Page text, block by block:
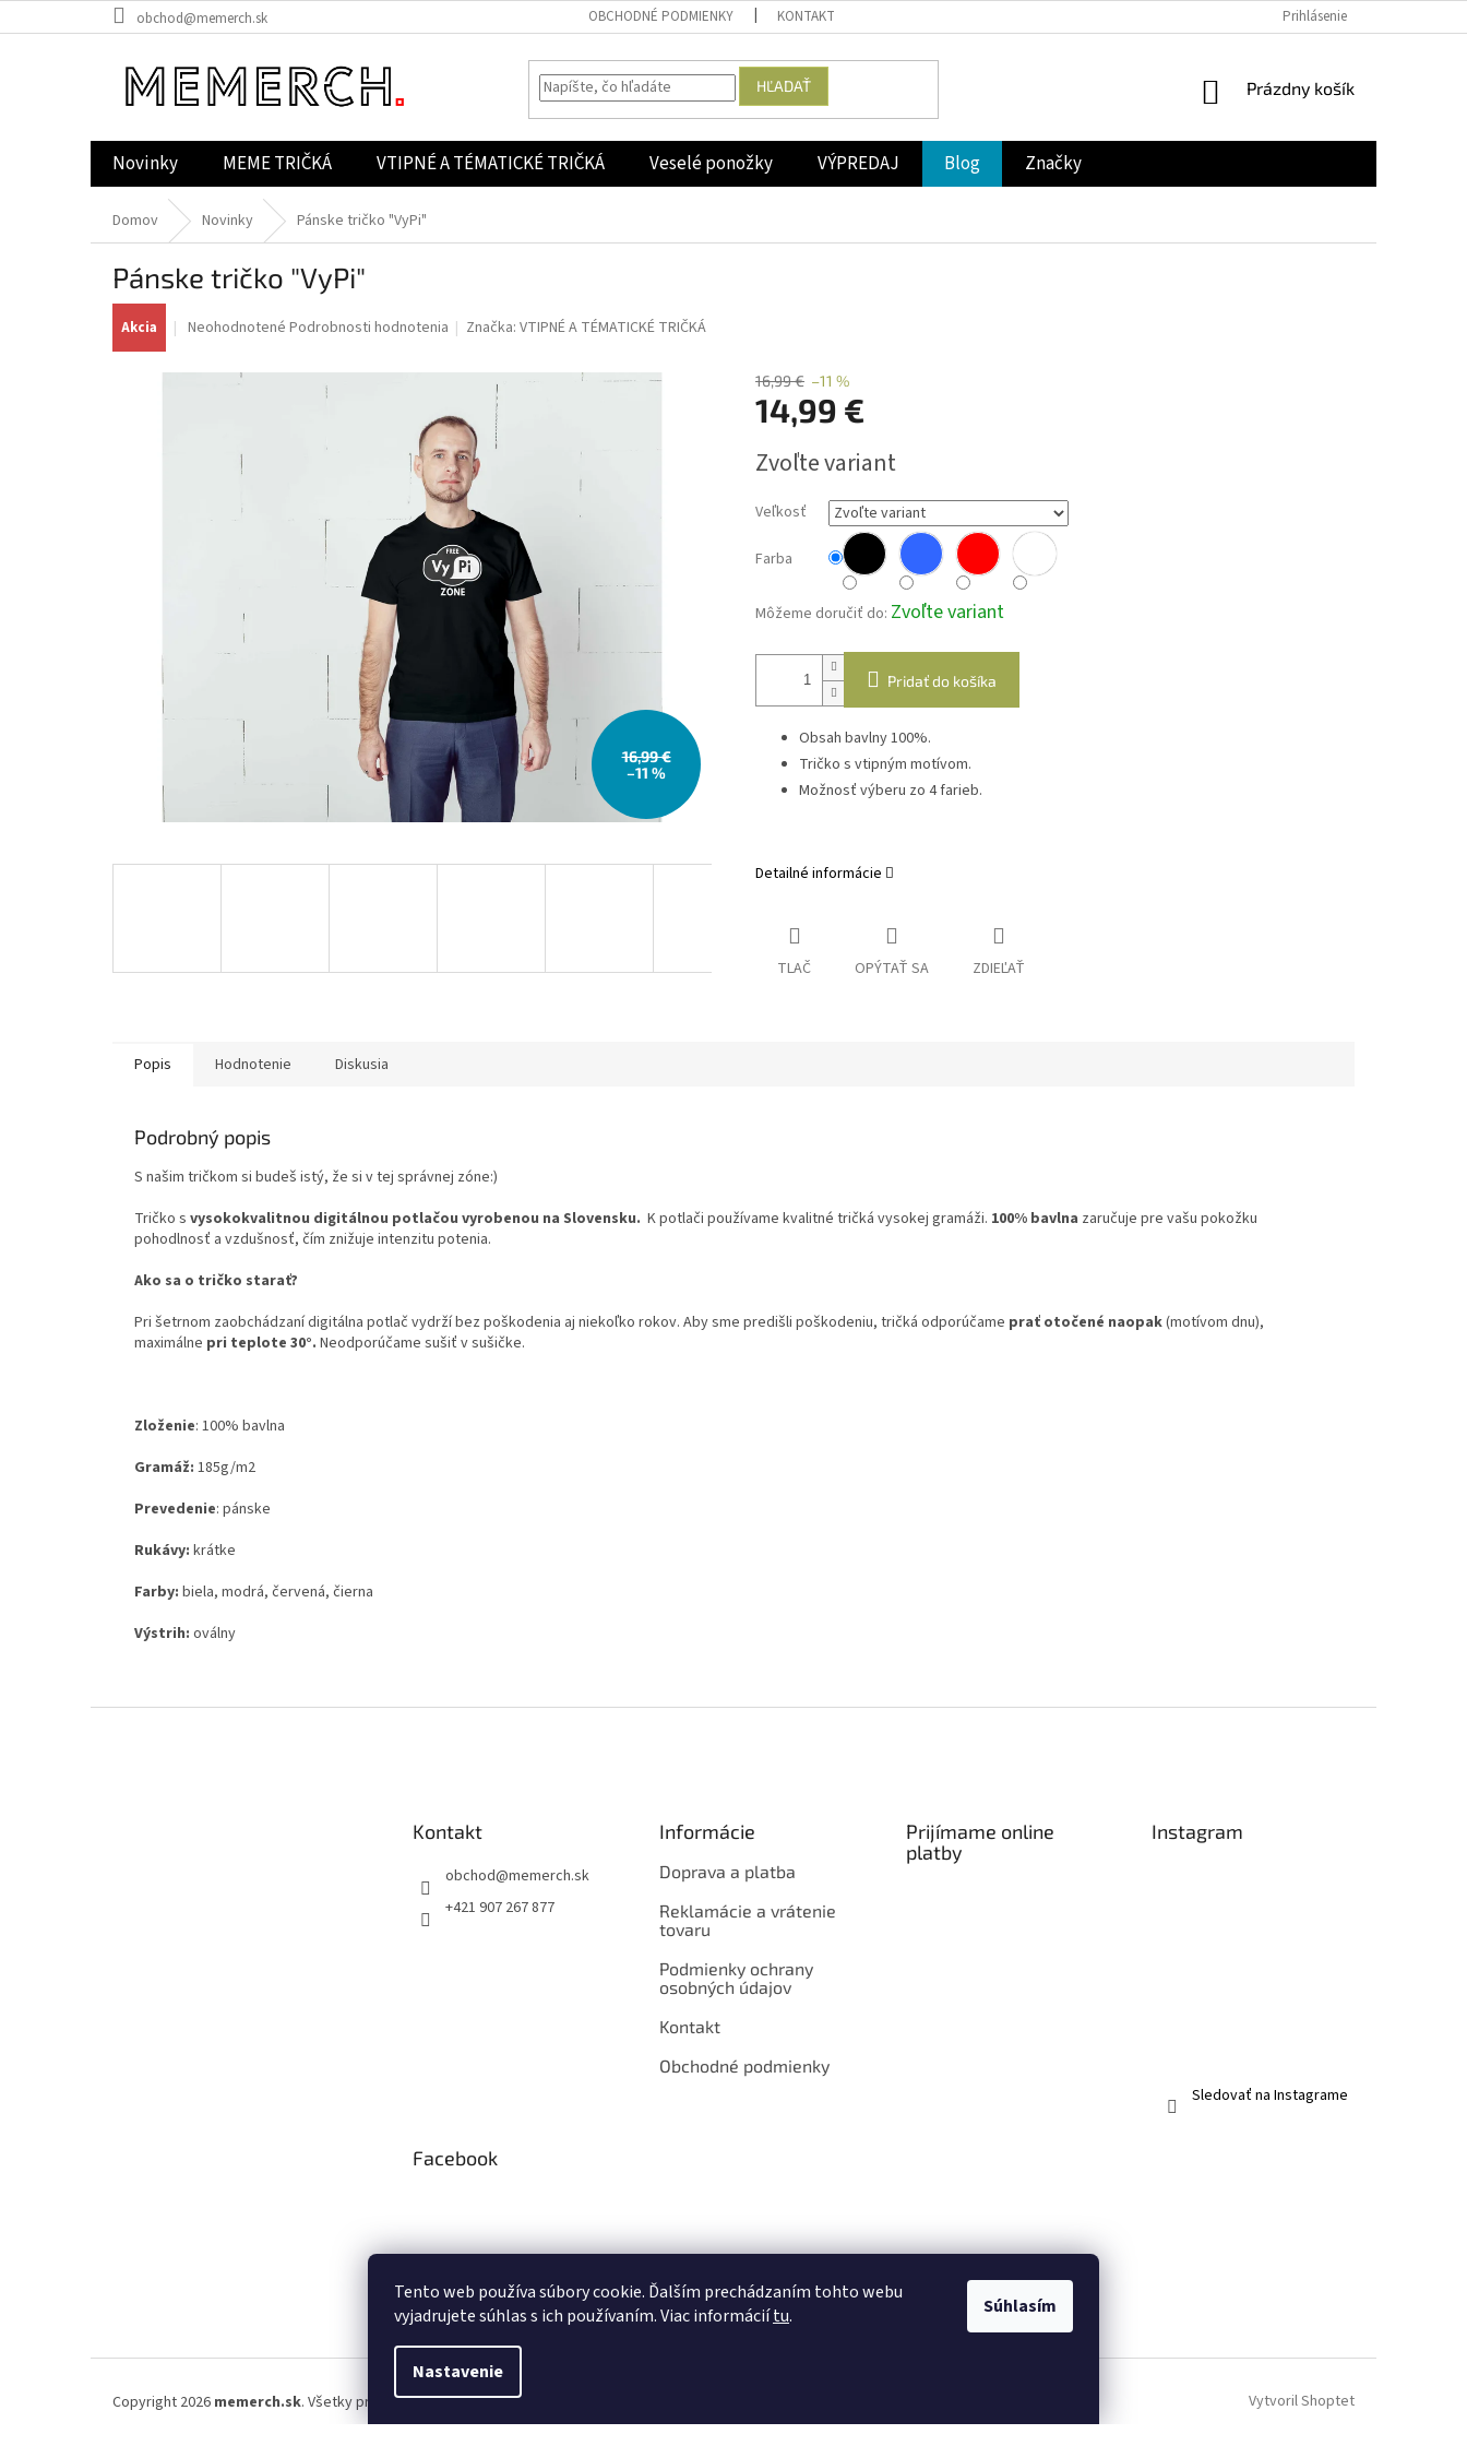
Tento web používa súbory cookie. Ďalším prechádzaním tohto webu
vyjadrujete súhlas s ich používaním. Viac informáciítu.
Nastavenie
Súhlasím
na
obchod@memerch.sk OBCHODNÉ PODMIENKY KONTAKT Prihlásenie
HĽADAŤ
NÁKUPNÝ
Prázdny košík
Novinky MEME TRIČKÁ VTIPNÉ A TÉMATICKÉ TRIČKÁ Veselé ponožky VÝPREDAJ Blog Značky
Domov Novinky Pánske tričko "VyPi"
Pánske tričko "VyPi"
Akcia
Priemerné
produktu
hviezdičiek.
Neohodnotené Podrobnosti hodnotenia Značka:VTIPNÉ A TÉMATICKÉ TRIČKÁ
16,99 €
–11 %
16,99 € –11 %
14,99 €
cena:
Zvoľte variant
Veľkosť
Farba
Môžeme doručiť do: Zvoľte variant
Pridať do košíka
Obsah bavlny 100%.
Tričko s vtipným motívom.
Možnosť výberu zo 4 farieb.
Detailné informácie
TLAČ OPÝTAŤ SA ZDIEĽAŤ
Popis Hodnotenie Diskusia
Podrobný popis
S našim tričkom si budeš istý, že si v tej správnej zóne:)
Tričko s vysokokvalitnou digitálnou potlačou vyrobenou na Slovensku. K potlači používame kvalitné tričká vysokej gramáži. 100% bavlna zaručuje pre vašu pokožku
pohodlnosť a vzdušnosť, čím znižuje intenzitu potenia.
Ako sa o tričko starať?
Pri šetrnom zaobchádzaní digitálna potlač vydrží bez poškodenia aj niekoľko rokov. Aby sme predišli poškodeniu, tričká odporúčame prať otočené naopak(motívom dnu),
maximálne pri teplote 30°. Neodporúčame sušiť v sušičke.
Zloženie: 100% bavlna
Gramáž: 185g/m2
Prevedenie: pánske
Rukávy: krátke
Farby: biela, modrá, červená, čierna
Výstrih: oválny
Kontakt
obchod@memerch.sk
+421 907 267 877
Informácie
Doprava a platba
Reklamácie a vrátenie
tovaru
Podmienky ochrany
osobných údajov
Kontakt
Obchodné podmienky
Prijímame online
platby
Instagram
Sledovať na Instagrame
Facebook
Vytvoril Shoptet
Copyright 2026 memerch.sk. Všetky práva vyhradené.